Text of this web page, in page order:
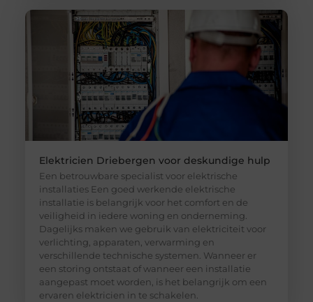
Elektricien Driebergen voor deskundige hulp
Een betrouwbare specialist voor elektrische
installaties Een goed werkende elektrische
installatie is belangrijk voor het comfort en de
veiligheid in iedere woning en onderneming.
Dagelijks maken we gebruik van elektriciteit voor
verlichting, apparaten, verwarming en
verschillende technische systemen. Wanneer er
een storing ontstaat of wanneer een installatie
aangepast moet worden, is het belangrijk om een
ervaren elektricien in te schakelen.